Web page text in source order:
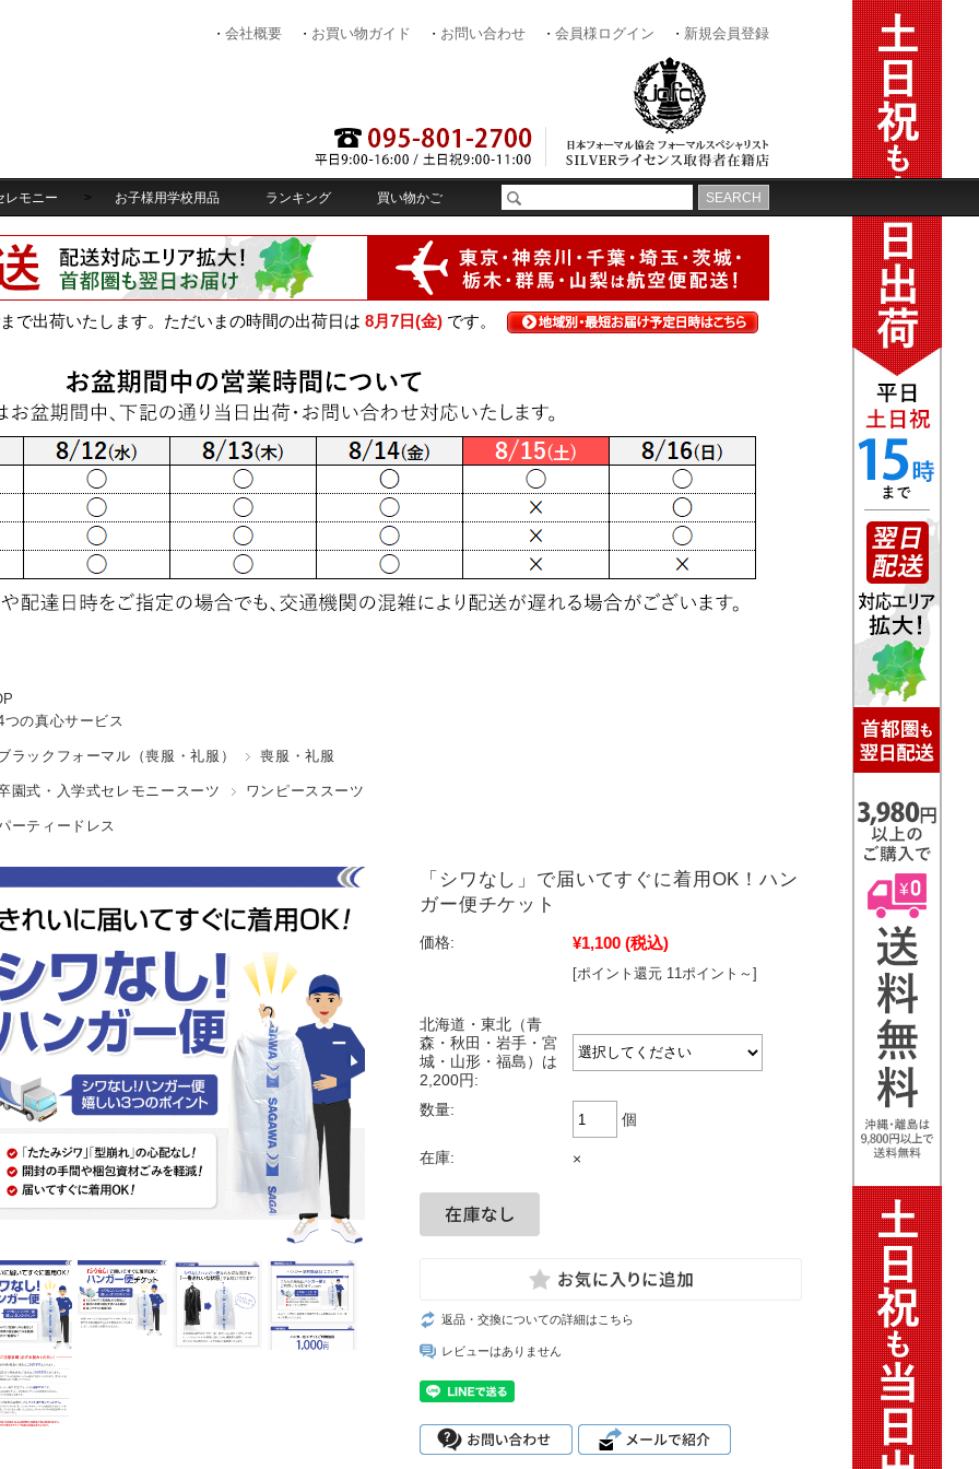
つの真心サービス
ラックフォーマル（喪服・礼服） 喪服・礼服
園式・入学式セレモニースーツ ワンピーススーツ
ーティードレス
「シワなし」で届いてすぐに着用OK！ハン
ガー便チケット
価格: ¥1,100 (税込)
[ポイント還元 11ポイント～]
北海道・東北（青
森・秋田・岩手・宮
城・山形・福島）は
2,200円:
数量:
個
在庫: ×
返品・交換についての詳細はこちら
レビューはありません
ー便チ
ント～]